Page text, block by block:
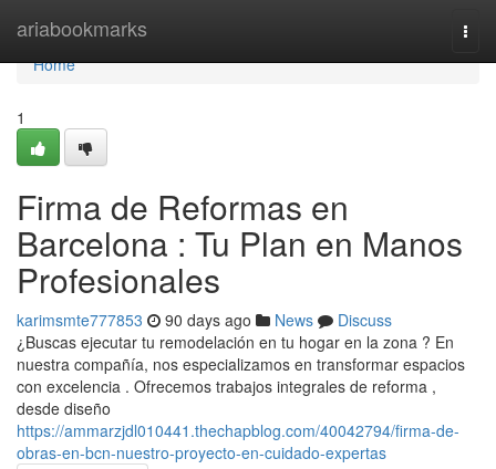
ariabookmarks
Home
Home
1
Firma de Reformas en
Barcelona : Tu Plan en Manos
Profesionales
karimsmte777853 90 days ago News
Discuss
¿Buscas ejecutar tu remodelación en tu hogar en la zona ? En
nuestra compañía, nos especializamos en transformar espacios
con excelencia . Ofrecemos trabajos integrales de reforma ,
desde diseño
https://ammarzjdl010441.thechapblog.com/40042794/firma-de-
obras-en-bcn-nuestro-proyecto-en-cuidado-expertas